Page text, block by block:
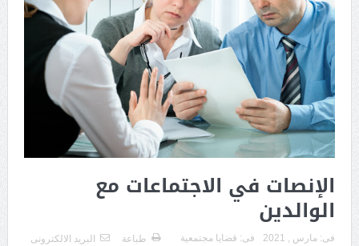
الإنصات في الاجتماعات مع
الوالدين
فى: مارس , 2021 فى: قضايا مجتمعية طباعة البريد الالكترونى